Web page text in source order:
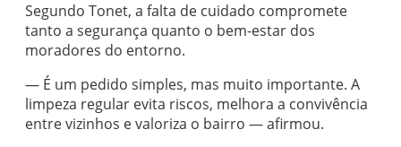
Segundo Tonet, a falta de cuidado compromete
tanto a segurança quanto o bem-estar dos
moradores do entorno.
— É um pedido simples, mas muito importante. A
limpeza regular evita riscos, melhora a convivência
entre vizinhos e valoriza o bairro — afirmou.